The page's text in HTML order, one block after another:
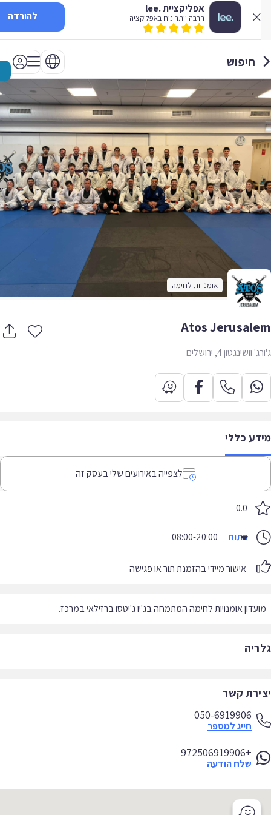
אפליקציית .lee
הרבה יותר נוח באפליקציה להורדה
חיפוש
אומנויות לחימה
Atos
4, ירושלים
כללי
לצפייה באירועים שלי בעסק זה
0.0
פתוח 08:00-20:00
אישור מיידי בהזמנת תור או פגישה
אומנויות לחימה המתמחה בג'יו ג'יטסו ברזילאי במרכז.
קשר
050-6919906
חייג למספר
+972506919906
שלח הודעה